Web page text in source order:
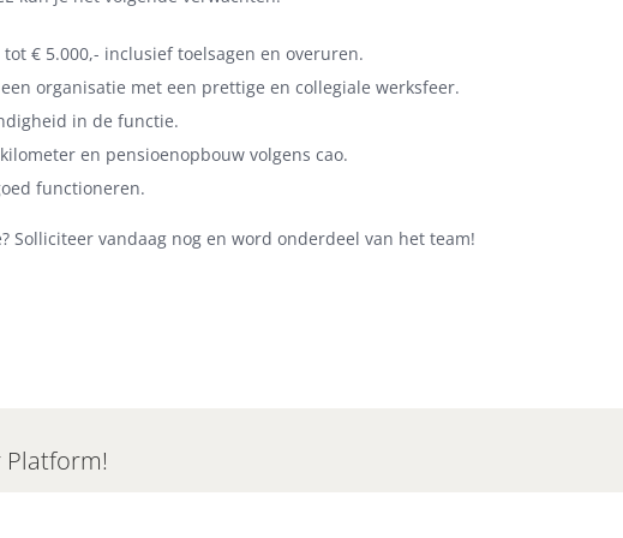
€ 5.000,- inclusief toelsagen en overuren.
organisatie met een prettige en collegiale werksfeer.
in de functie.
en pensioenopbouw volgens cao.
functioneren.
Solliciteer vandaag nog en word onderdeel van het team!
Platform!